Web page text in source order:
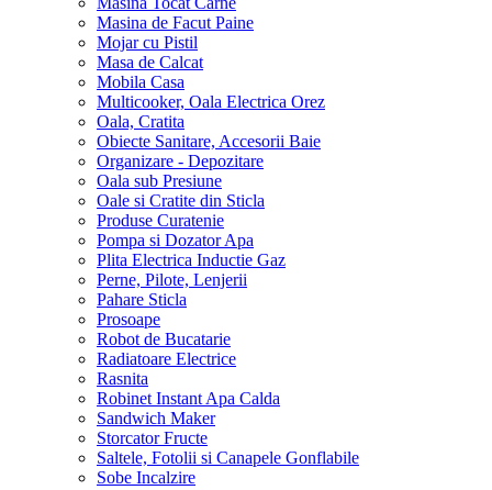
Masina de Facut Paine
Mojar cu Pistil
Masa de Calcat
Mobila Casa
Multicooker, Oala Electrica Orez
Oala, Cratita
Obiecte Sanitare, Accesorii Baie
Organizare - Depozitare
Oala sub Presiune
Oale si Cratite din Sticla
Produse Curatenie
Pompa si Dozator Apa
Plita Electrica Inductie Gaz
Perne, Pilote, Lenjerii
Pahare Sticla
Prosoape
Robot de Bucatarie
Radiatoare Electrice
Rasnita
Robinet Instant Apa Calda
Sandwich Maker
Storcator Fructe
Saltele, Fotolii si Canapele Gonflabile
Sobe Incalzire